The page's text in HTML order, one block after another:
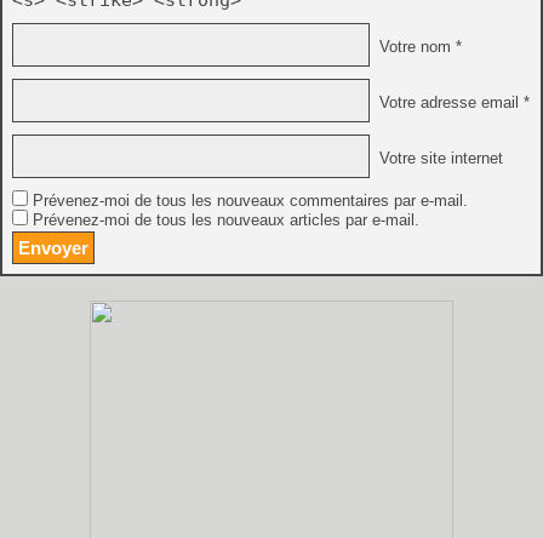
Votre nom *
Votre adresse email *
Votre site internet
Prévenez-moi de tous les nouveaux commentaires par e-mail.
Prévenez-moi de tous les nouveaux articles par e-mail.